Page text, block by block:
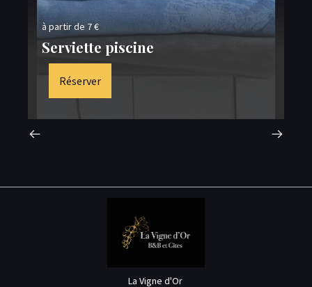
à partir de 7 €
Serviette piscine
Réserver
La Vigne d'Or